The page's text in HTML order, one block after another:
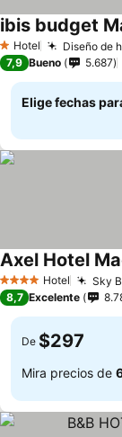
1 Estrellas
Hotel Diseño de
ibis budget
7,9 Bueno 5.687
Elige fechas
4 EstrellasHotel Sky
Axel Hotel
8,7 Excelente
De $297
Mira precios de